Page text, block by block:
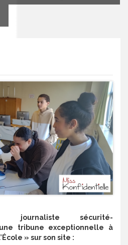
journaliste sécurité-
tribune exceptionnelle à
» sur son site :